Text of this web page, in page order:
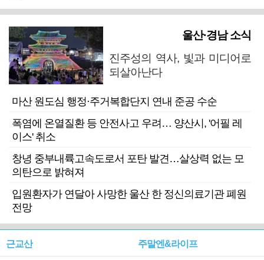
울산·경남 소식
진주성의 역사, 빛과 미디어로
되살아난다
마산 원도심 행정·주거복합단지 연내 준공 수순
폭염에 온열질환 등 안전사고 우려… 양산시, '어필 레
이스' 취소
창녕 중부내륙고속도로서 포탄 발견…살상력 없는 모
의탄으로 밝혀져
입원환자가 연달아 사망한 울산 한 정신의료기관 폐원
전망
근교산 주말엔&라이프